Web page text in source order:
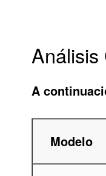
Análisis
A
Modelo